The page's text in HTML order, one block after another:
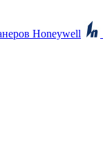
Honeywell